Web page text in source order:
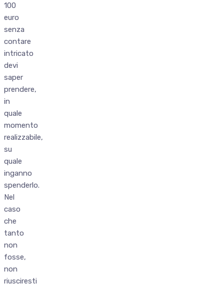
100
euro
senza
contare
intricato
devi
saper
prendere,
in
quale
momento
realizzabile,
su
quale
inganno
spenderlo.
Nel
caso
che
tanto
non
fosse,
non
riusciresti